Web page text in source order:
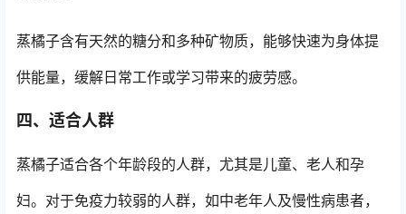
蒸橘子含有天然的糖分和多种矿物质，能够快速为身体提
供能量，缓解日常工作或学习带来的疲劳感。
四、适合人群
蒸橘子适合各个年龄段的人群，尤其是儿童、老人和孕
妇。对于免疫力较弱的人群，如中老年人及慢性病患者，